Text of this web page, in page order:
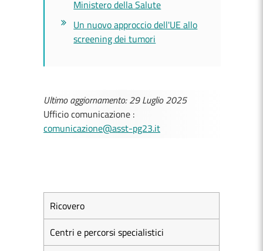
Ministero della Salute
Un nuovo approccio dell'UE allo
screening dei tumori
Ultimo aggiornamento: 29 Luglio 2025
Ufficio comunicazione :
comunicazione@asst-pg23.it
Ricovero
Centri e percorsi specialistici